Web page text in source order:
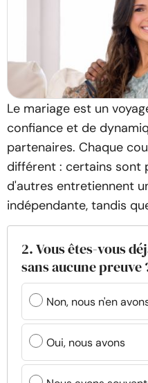
Le mariage est un
confiance et de
partenaires. Chaque
différent : certains sont
d'autres entretiennent
indépendante, tandis
2. Vous êtes-vous
sans aucune preuve
Non, nous n'en
Oui, nous avons